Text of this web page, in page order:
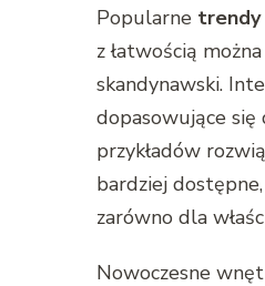
Popularne trendy
z łatwością
skandynawski.
dopasowujące
przykładów
bardziej
zarówno dla
Nowoczesne